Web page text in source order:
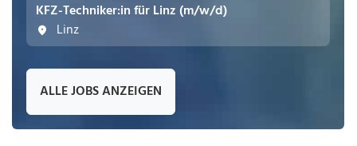
KFZ-Techniker:in für Linz (m/w/d)
Linz
ALLE JOBS ANZEIGEN